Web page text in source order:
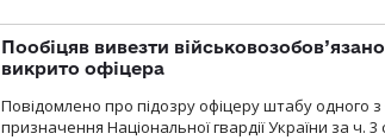
Пообіцяв вивезти
викрито офіцера
Повідомлено про підозру офіцеру штабу одного
призначення Національної гвардії України за ч. 3